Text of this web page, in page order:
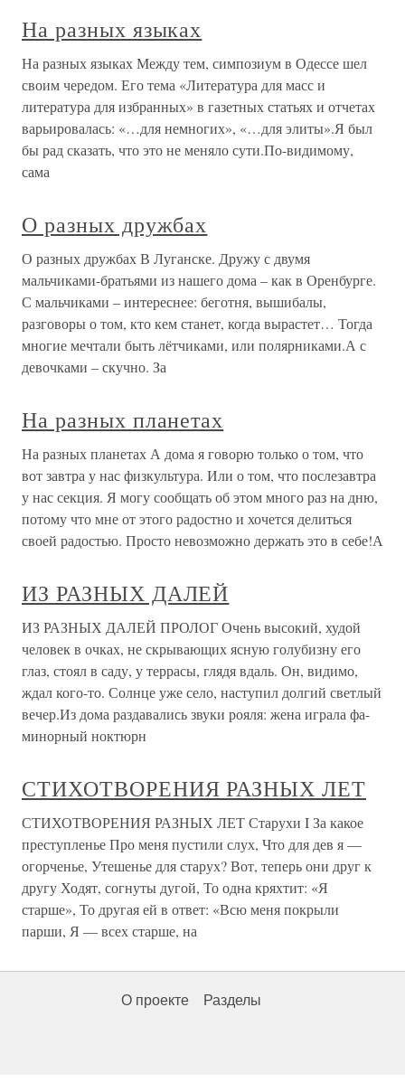
На разных языках
На разных языках Между тем, симпозиум в Одессе шел
своим чередом. Его тема «Литература для масс и
литература для избранных» в газетных статьях и отчетах
варьировалась: «…для немногих», «…для элиты».Я был
бы рад сказать, что это не меняло сути.По-видимому,
сама
О разных дружбах
О разных дружбах В Луганске. Дружу с двумя
мальчиками-братьями из нашего дома – как в Оренбурге.
С мальчиками – интереснее: беготня, вышибалы,
разговоры о том, кто кем станет, когда вырастет… Тогда
многие мечтали быть лётчиками, или полярниками.А с
девочками – скучно. За
На разных планетах
На разных планетах А дома я говорю только о том, что
вот завтра у нас физкультура. Или о том, что послезавтра
у нас секция. Я могу сообщать об этом много раз на дню,
потому что мне от этого радостно и хочется делиться
своей радостью. Просто невозможно держать это в себе!А
ИЗ РАЗНЫХ ДАЛЕЙ
ИЗ РАЗНЫХ ДАЛЕЙ ПРОЛОГ Очень высокий, худой
человек в очках, не скрывающих ясную голубизну его
глаз, стоял в саду, у террасы, глядя вдаль. Он, видимо,
ждал кого-то. Солнце уже село, наступил долгий светлый
вечер.Из дома раздавались звуки рояля: жена играла фа-
минорный ноктюрн
СТИХОТВОРЕНИЯ РАЗНЫХ ЛЕТ
СТИХОТВОРЕНИЯ РАЗНЫХ ЛЕТ Старухи I За какое
преступленье Про меня пустили слух, Что для дев я —
огорченье, Утешенье для старух? Вот, теперь они друг к
другу Ходят, согнуты дугой, То одна кряхтит: «Я
старше», То другая ей в ответ: «Всю меня покрыли
парши, Я — всех старше, на
О проекте Разделы